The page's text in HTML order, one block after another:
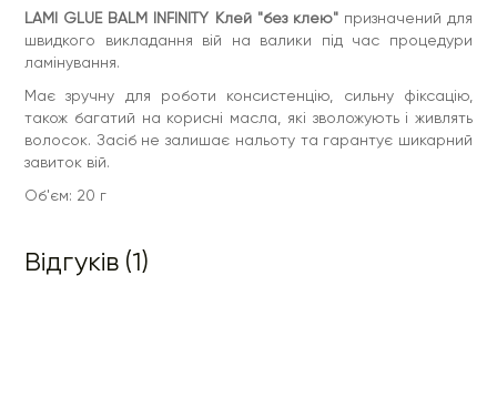
LAMI GLUE BALM INFINITY Клей "без клею" призначений для
швидкого викладання вій на валики під час процедури
ламінування.
Має зручну для роботи консистенцію, сильну фіксацію,
також багатий на корисні масла, які зволожують і живлять
волосок. Засіб не залишає нальоту та гарантує шикарний
завиток вій.
Об'єм: 20 г
Відгуків (1)